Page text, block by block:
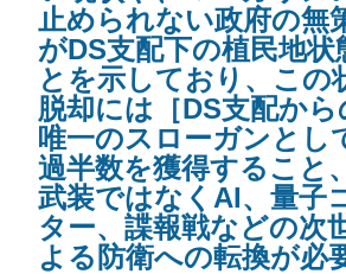
止められない政府の無
がDS支配下の植民地状
とを示しており、この
脱却には［DS支配から
唯一のスローガンとし
過半数を獲得すること
武装ではなくAI、量子
ター、諜報戦などの次
よる防衛への転換が必